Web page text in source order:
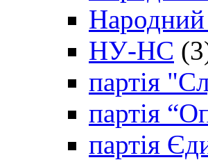
НУ-НС
партія
партія
партія